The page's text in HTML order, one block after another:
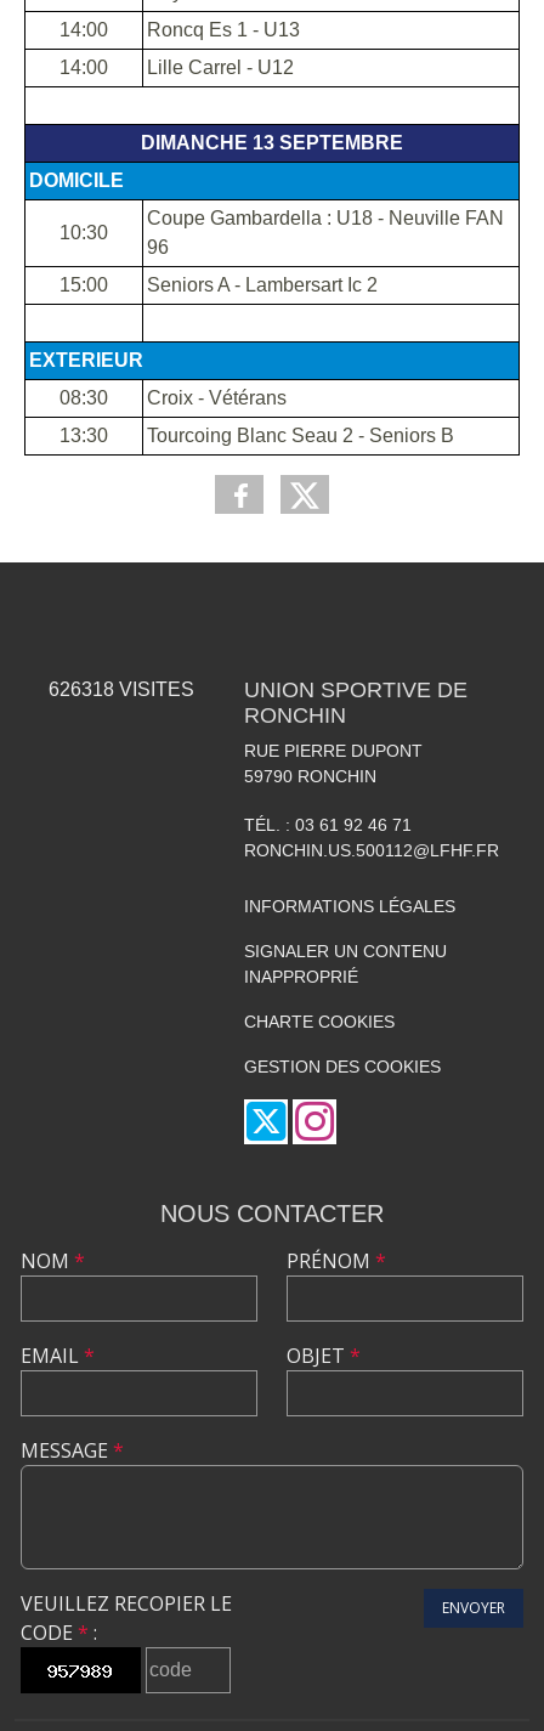
14:00
Roncq Es 1 - U13
14:00
Lille Carrel - U12
DIMANCHE 13 SEPTEMBRE
DOMICILE
10:30
Coupe Gambardella : U18 - Neuville FAN
96
15:00
Seniors A - Lambersart Ic 2
EXTERIEUR
08:30
Croix - Vétérans
13:30
Tourcoing Blanc Seau 2 - Seniors B
626318 VISITES
UNION SPORTIVE DE
RONCHIN
RUE PIERRE DUPONT
59790 RONCHIN
TÉL. : 03 61 92 46 71
RONCHIN.US.500112@LFHF.FR
INFORMATIONS LÉGALES
SIGNALER UN CONTENU
INAPPROPRIÉ
CHARTE COOKIES
GESTION DES COOKIES
NOUS CONTACTER
NOM *
EMAIL*
PRÉNOM *
OBJET *
MESSAGE *
VEUILLEZ RECOPIER LE
CODE * :
ENVOYER